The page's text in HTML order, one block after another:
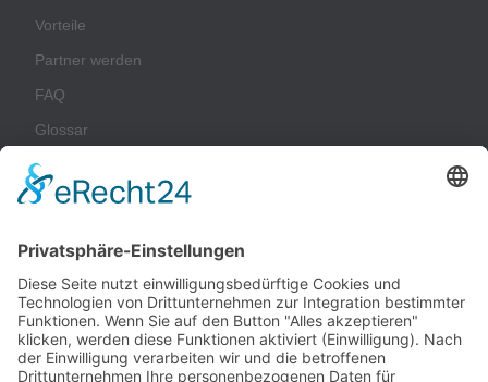
Vorteile
Partner werden
FAQ
Glossar
Unternehmen
Impressum
Datenschutz
AGB
Nachhaltigkeit